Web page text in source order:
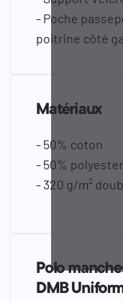
- Poche
poitrine côté
Matériaux
- 50% coton
- 50% polyester
- 320 g/m²
Polo
DMB